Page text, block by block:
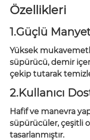
Özellikleri
1.Güçlü
Yüksek
süpürücü, demir
çekip tutarak
2.Kullanıcı
Hafif ve manevra
süpürücüler, çeşitli
tasarlanmıştır.